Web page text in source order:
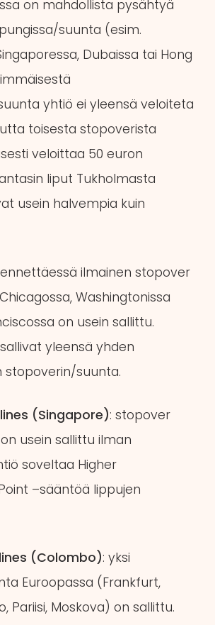
on mahdollista pysähtyä
suunta (esim.
Dubaissa tai Hong
yhtiö ei yleensä veloiteta
toisesta stopoverista
veloittaa 50 euron
liput Tukholmasta
usein halvempia kuin
lennettäessä ilmainen stopover
Washingtonissa
on usein sallittu.
yleensä yhden
suunta.
(Singapore): stopover
usein sallittu ilman
soveltaa Higher
–sääntöä lippujen
(Colombo): yksi
Euroopassa (Frankfurt,
Pariisi, Moskova) on sallittu.